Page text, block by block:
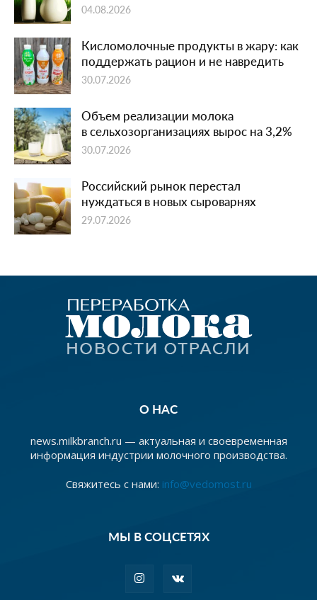
04.08.2026
Кисломолочные продукты в жару: как
поддержать рацион и не навредить
30.07.2026
Объем реализации молока
в сельхозорганизациях вырос на 3,2%
30.07.2026
Российский рынок перестал
нуждаться в новых сыроварнях
29.07.2026
О НАС
news.milkbranch.ru — актуальная и своевременная
информация индустрии молочного производства.
Свяжитесь с нами: info@vedomost.ru
МЫ В СОЦСЕТЯХ